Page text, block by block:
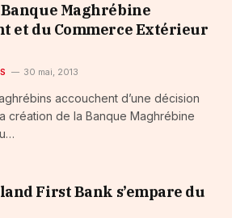
Maghrébine
et du Commerce Extérieur
30 mai, 2013
accouchent d’une décision
création de la Banque Maghrébine
First Bank s’empare du